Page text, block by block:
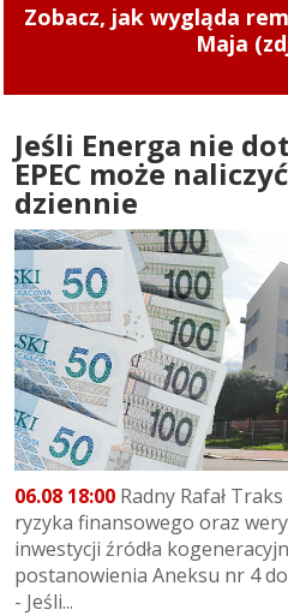
Zmiany cen ciepła w
zaczęły obowiązywać
Jeśli Energa nie
EPEC może
dziennie
06.08 18:00 Radny Rafał
ryzyka finansowego oraz
inwestycji źródła
postanowienia Aneksu nr 4
- Jeśli...